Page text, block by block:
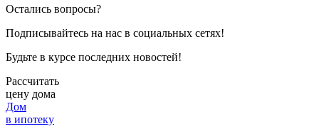
Остались вопросы?
Подписывайтесь на нас в социальных сетях!
Будьте в курсе последних новостей!
Рассчитать
цену дома
Дом
в ипотеку